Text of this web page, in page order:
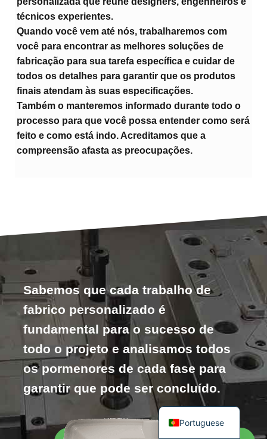
técnicos experientes.
Quando você vem até nós, trabalharemos com
você para encontrar as melhores soluções de
fabricação para sua tarefa específica e cuidar de
todos os detalhes para garantir que os produtos
finais atendam às suas especificações.
Também o manteremos informado durante todo o
processo para que você possa entender como será
feito e como está indo. Acreditamos que a
compreensão afasta as preocupações.
Sabemos que cada trabalho de
fabrico personalizado é
fundamental para o sucesso de
todo o projeto e analisamos todos
os pormenores de cada fase para
garantir que pode ser concluído.
Portuguese